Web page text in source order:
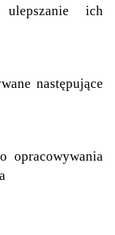
ich
następujące
opracowywania